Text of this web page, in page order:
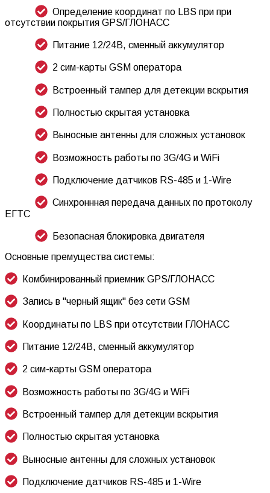
Определение координат по LBS при при
отсутствии покрытия GPS/ГЛОНАСС
Питание 12/24В, сменный аккумулятор
2 сим-карты GSM оператора
Встроенный тампер для детекции вскрытия
Полностью скрытая установка
Выносные антенны для сложных установок
Возможность работы по 3G/4G и WiFi
Подключение датчиков RS-485 и 1-Wire
Синхроннная передача данных по протоколу
ЕГТС
Безопасная блокировка двигателя
Основные премущества системы:
Комбинированный приемник GPS/ГЛОНАСС
Запись в "черный ящик" без сети GSM
Координаты по LBS при отсутствии ГЛОНАСС
Питание 12/24В, сменный аккумулятор
2 сим-карты GSM оператора
Возможность работы по 3G/4G и WiFi
Встроенный тампер для детекции вскрытия
Полностью скрытая установка
Выносные антенны для сложных установок
Подключение датчиков RS-485 и 1-Wire